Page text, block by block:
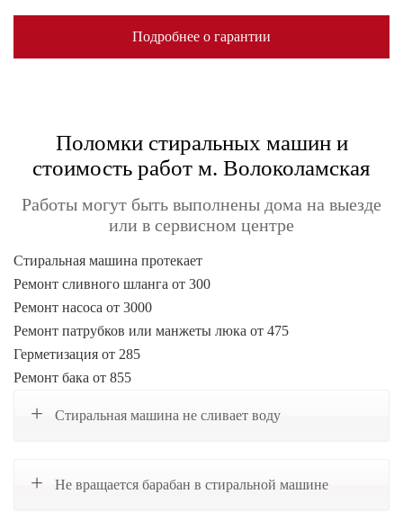
Подробнее о гарантии
Поломки стиральных машин и
стоимость работ м. Волоколамская
Работы могут быть выполнены дома на выезде
или в сервисном центре
Стиральная машина протекает
Ремонт сливного шланга от 300
Ремонт насоса от 3000
Ремонт патрубков или манжеты люка от 475
Герметизация от 285
Ремонт бака от 855
Стиральная машина не сливает воду
Не вращается барабан в стиральной машине